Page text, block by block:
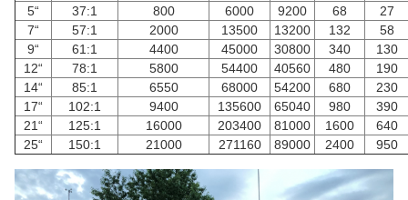
5“
37:1 800 6000 9200 68
27
7“
57:1 2000 13500 13200 132
58
9“
61:1 4400 45000 30800 340
130
12“
78:1 5800 54400 40560 480
190
14“
85:1 6550 68000 54200 680
230
17“
102:1 9400 135600 65040 980
390
21“
125:1 16000 203400 81000 1600
640
25“
150:1 21000 271160 89000 2400 950